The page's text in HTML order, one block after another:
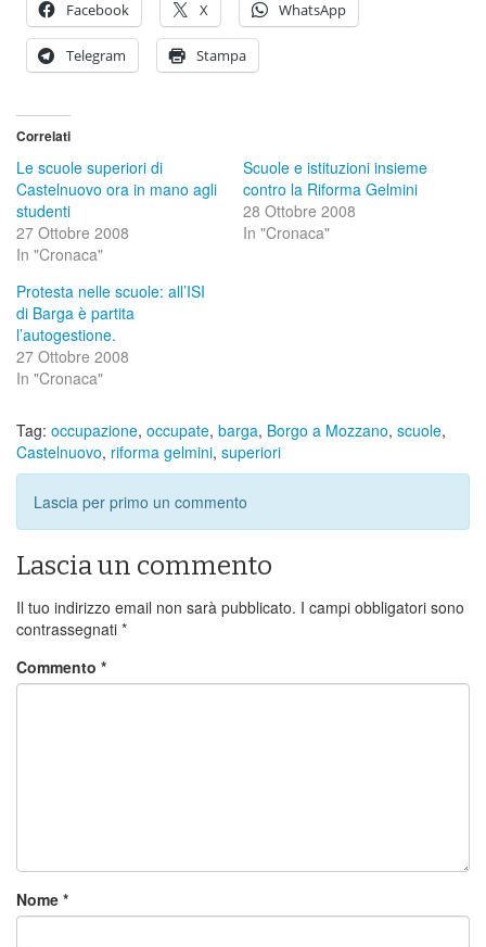
Facebook X WhatsApp
Telegram Stampa
Correlati
Le scuole superiori di
Castelnuovo ora in mano agli
studenti
27 Ottobre 2008
In "Cronaca"
Scuole e istituzioni insieme
contro la Riforma Gelmini
28 Ottobre 2008
In "Cronaca"
Protesta nelle scuole: all’ISI
di Barga è partita
l’autogestione.
27 Ottobre 2008
In "Cronaca"
Tag: occupazione, occupate, barga, Borgo a Mozzano, scuole,
Castelnuovo, riforma gelmini, superiori
Lascia per primo un commento
Lascia un commento
Il tuo indirizzo email non sarà pubblicato. I campi obbligatori sono
contrassegnati *
Commento *
Nome *